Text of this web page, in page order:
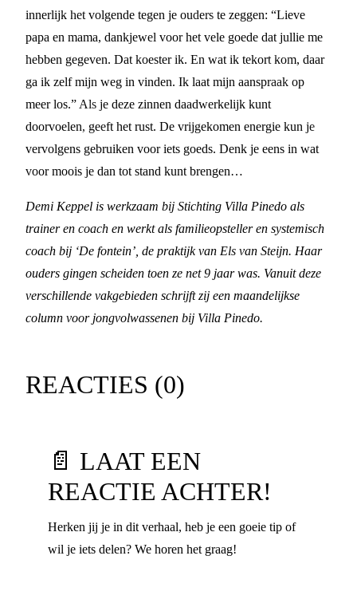
innerlijk het volgende tegen je ouders te zeggen: “Lieve
papa en mama, dankjewel voor het vele goede dat jullie me
hebben gegeven. Dat koester ik. En wat ik tekort kom, daar
ga ik zelf mijn weg in vinden. Ik laat mijn aanspraak op
meer los.” Als je deze zinnen daadwerkelijk kunt
doorvoelen, geeft het rust. De vrijgekomen energie kun je
vervolgens gebruiken voor iets goeds. Denk je eens in wat
voor moois je dan tot stand kunt brengen…
Demi Keppel is werkzaam bij Stichting Villa Pinedo als
trainer en coach en werkt als familieopsteller en systemisch
coach bij ‘De fontein’, de praktijk van Els van Steijn. Haar
ouders gingen scheiden toen ze net 9 jaar was. Vanuit deze
verschillende vakgebieden schrijft zij een maandelijkse
column voor jongvolwassenen bij Villa Pinedo.
REACTIES (0)
📄 LAAT EEN
REACTIE ACHTER!
Herken jij je in dit verhaal, heb je een goeie tip of
wil je iets delen? We horen het graag!